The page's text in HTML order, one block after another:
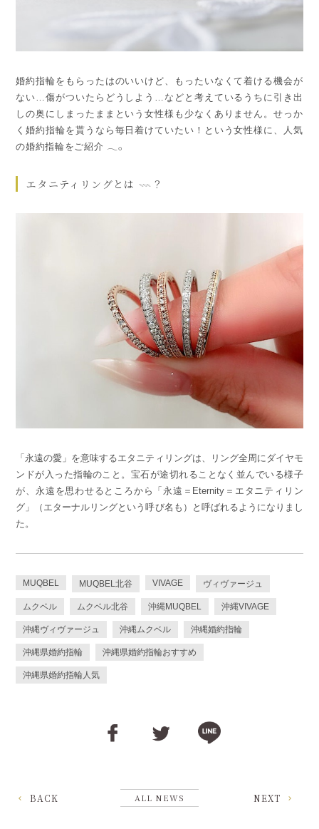
婚約指輪をもらったはのいいけど、もったいなくて着ける機会が
ない…傷がついたらどうしよう…などと考えているうちに引き出
しの奥にしまったままという女性様も少なくありません。せっか
く婚約指輪を貰うなら毎日着けていたい！という女性様に、人気
の婚約指輪をご紹介 𓂃𓂂
エタニティリングとは 𓇠？
「永遠の愛」を意味するエタニティリングは、リング全周にダイヤモ
ンドが入った指輪のこと。宝石が途切れることなく並んでいる様子
が、永遠を思わせるところから「永遠＝Eternity＝エタニティリン
グ」（エターナルリングという呼び名も）と呼ばれるようになりまし
た。
MUQBEL MUQBEL北谷 VIVAGE ヴィヴァージュ
ムクベル ムクベル北谷 沖縄MUQBEL 沖縄VIVAGE
沖縄ヴィヴァージュ 沖縄ムクベル 沖縄婚約指輪
沖縄県婚約指輪 沖縄県婚約指輪おすすめ
沖縄県婚約指輪人気
BACK ALL NEWS NEXT